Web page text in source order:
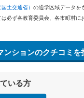
土交通省） の通学区域データを
必ず各教育委員会、各市町村に
ンションのクチコミを
いる方